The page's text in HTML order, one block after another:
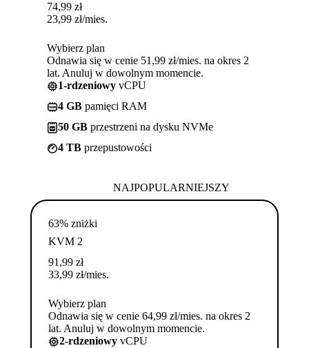
74,99 zł
23,99 zł/mies.
Wybierz plan
Odnawia się w cenie 51,99 zł/mies. na okres 2
lat. Anuluj w dowolnym momencie.
1-rdzeniowy vCPU
4 GB pamięci RAM
50 GB przestrzeni na dysku NVMe
4 TB przepustowości
NAJPOPULARNIEJSZY
63% zniżki
KVM 2
91,99 zł
33,99 zł/mies.
Wybierz plan
Odnawia się w cenie 64,99 zł/mies. na okres 2
lat. Anuluj w dowolnym momencie.
2-rdzeniowy vCPU